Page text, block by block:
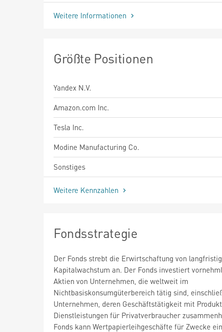
Weitere Informationen
Größte Positionen
Yandex N.V.
Amazon.com Inc.
Tesla Inc.
Modine Manufacturing Co.
Sonstiges
Weitere Kennzahlen
Fondsstrategie
Der Fonds strebt die Erwirtschaftung von
Kapitalwachstum an. Der Fonds investiert
Aktien von Unternehmen, die weltweit im
Nichtbasiskonsumgüterbereich tätig sind,
Unternehmen, deren Geschäftstätigkeit mit
Dienstleistungen für Privatverbraucher
Fonds kann Wertpapierleihgeschäfte für Zwecke